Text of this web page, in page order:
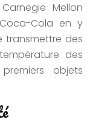
Mellon
Cola en y
transmettre des
des
objets